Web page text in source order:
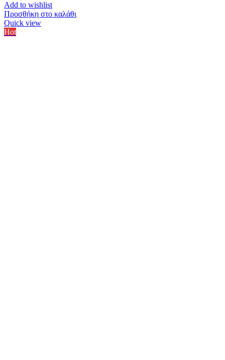
Add to wishlist
Προσθήκη στο καλάθι
Quick view
Hot